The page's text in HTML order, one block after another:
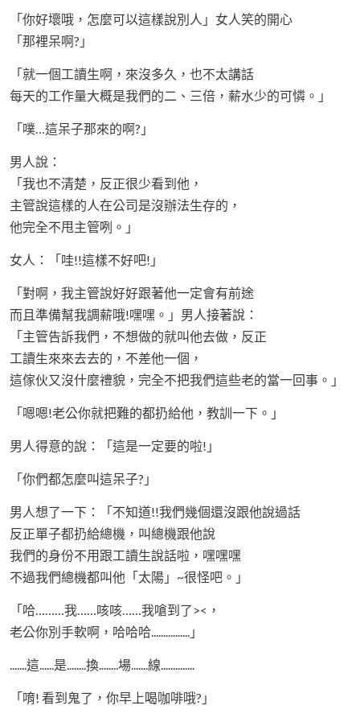
「你好壞哦，怎麼可以這樣說別人」女人笑的開心
「那裡呆啊?」
「就一個工讀生啊，來沒多久，也不太講話
每天的工作量大概是我們的二、三倍，薪水少的可憐。」
「噗…這呆子那來的啊?」
男人說：
「我也不清楚，反正很少看到他，
主管說這樣的人在公司是沒辦法生存的，
他完全不甩主管咧。」
女人：「哇!!這樣不好吧!」
「對啊，我主管說好好跟著他一定會有前途
而且準備幫我調薪哦!嘿嘿。」男人接著說：
「主管告訴我們，不想做的就叫他去做，反正
工讀生來來去去的，不差他一個，
這傢伙又沒什麼禮貌，完全不把我們這些老的當一回事。」
「嗯嗯!老公你就把難的都扔給他，教訓一下。」
男人得意的說：「這是一定要的啦!」
「你們都怎麼叫這呆子?」
男人想了一下：「不知道!!我們幾個還沒跟他說過話
反正單子都扔給總機，叫總機跟他說
我們的身份不用跟工讀生說話啦，嘿嘿嘿
不過我們總機都叫他「太陽」~很怪吧。」
「哈………我……咳咳……我嗆到了><，
老公你別手軟啊，哈哈哈................」
.......這......是........換........場.......線..............
「唷! 看到鬼了，你早上喝咖啡哦?」